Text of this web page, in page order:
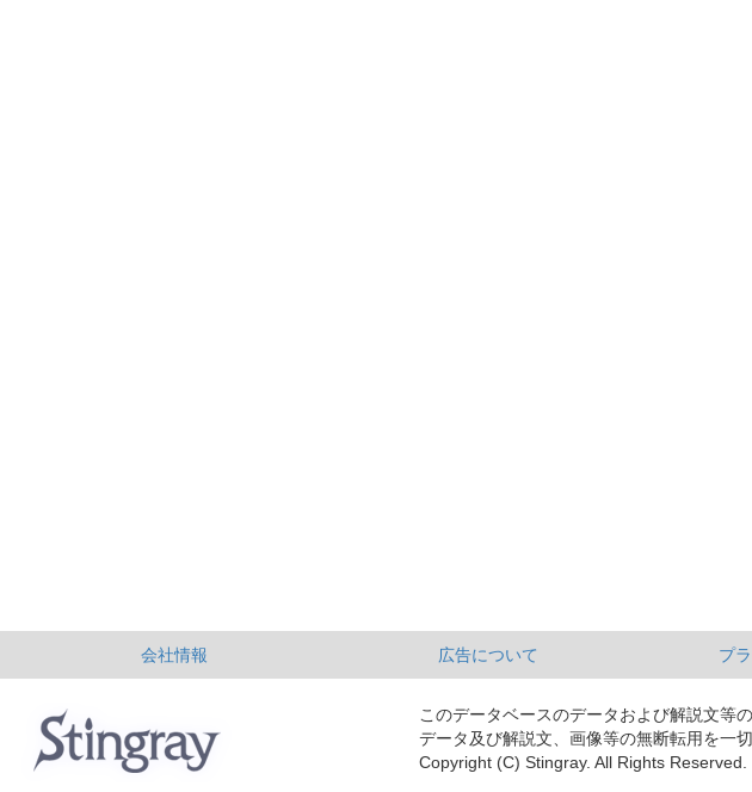
会社情報 広告について プ
このデータベースのデータおよび解説文等
データ及び解説文、画像等の無断転用を一切
Copyright (C) Stingray. All Rights Reserved.